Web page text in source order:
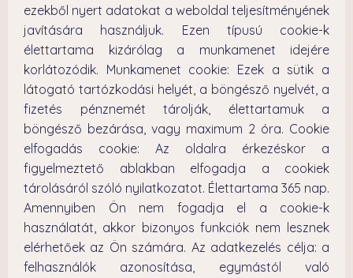
ezekből nyert adatokat a weboldal teljesítményének
javítására használjuk. Ezen típusú cookie-k
élettartama kizárólag a munkamenet idejére
korlátozódik. Munkamenet cookie: Ezek a sütik a
látogató tartózkodási helyét, a böngésző nyelvét, a
fizetés pénznemét tárolják, élettartamuk a
böngésző bezárása, vagy maximum 2 óra. Cookie
elfogadás cookie: Az oldalra érkezéskor a
figyelmeztető ablakban elfogadja a cookiek
tárolásáról szóló nyilatkozatot. Élettartama 365 nap.
Amennyiben Ön nem fogadja el a cookie-k
használatát, akkor bizonyos funkciók nem lesznek
elérhetőek az Ön számára. Az adatkezelés célja: a
felhasználók azonosítása, egymástól való